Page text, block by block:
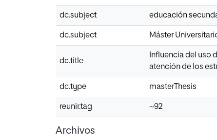
dc.subject educación
dc.subject Máster
dc.title
Influencia del uso
atención de los
dc.type masterThesis
reunir.tag ~92
Archivos